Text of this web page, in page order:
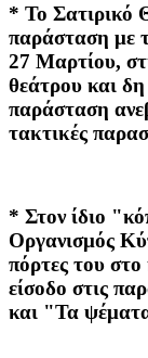
* To Σατιρικό
παράσταση με
27 Μαρτίου,
θεάτρου και
παράσταση
τακτικές
* Στον ίδιο
Οργανισμός
πόρτες του
είσοδο στις
και "Τα